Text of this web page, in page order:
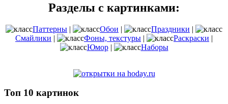
Разделы с картинками:
Паттерны | Обои | Праздники |
Смайлики | Фоны, текстуры | Раскраски |
Юмор| Наборы
Топ 10 картинок